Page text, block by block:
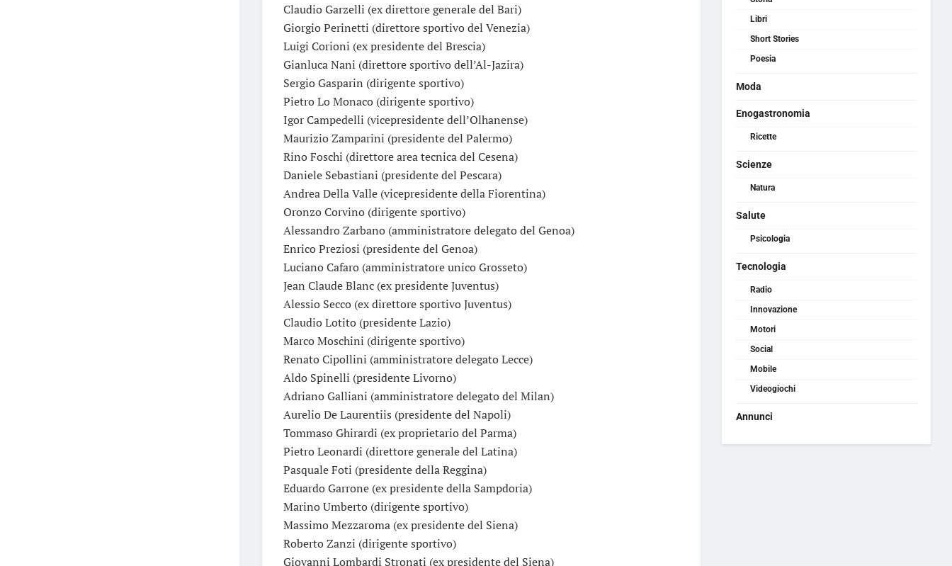
Claudio Garzelli (ex direttore generale del Bari)
Giorgio Perinetti (direttore sportivo del Venezia)
Luigi Corioni (ex presidente del Brescia)
Gianluca Nani (direttore sportivo dell’Al-Jazira)
Sergio Gasparin (dirigente sportivo)
Pietro Lo Monaco (dirigente sportivo)
Igor Campedelli (vicepresidente dell’Olhanense)
Maurizio Zamparini (presidente del Palermo)
Rino Foschi (direttore area tecnica del Cesena)
Daniele Sebastiani (presidente del Pescara)
Andrea Della Valle (vicepresidente della Fiorentina)
Oronzo Corvino (dirigente sportivo)
Alessandro Zarbano (amministratore delegato del Genoa)
Enrico Preziosi (presidente del Genoa)
Luciano Cafaro (amministratore unico Grosseto)
Jean Claude Blanc (ex presidente Juventus)
Alessio Secco (ex direttore sportivo Juventus)
Claudio Lotito (presidente Lazio)
Marco Moschini (dirigente sportivo)
Renato Cipollini (amministratore delegato Lecce)
Aldo Spinelli (presidente Livorno)
Adriano Galliani (amministratore delegato del Milan)
Aurelio De Laurentiis (presidente del Napoli)
Tommaso Ghirardi (ex proprietario del Parma)
Pietro Leonardi (direttore generale del Latina)
Pasquale Foti (presidente della Reggina)
Eduardo Garrone (ex presidente della Sampdoria)
Marino Umberto (dirigente sportivo)
Massimo Mezzaroma (ex presidente del Siena)
Roberto Zanzi (dirigente sportivo)
Giovanni Lombardi Stronati (ex presidente del Siena)
Libri
Short Stories
Poesia
Moda
Enogastronomia
Ricette
Scienze
Natura
Salute
Psicologia
Tecnologia
Radio
Innovazione
Motori
Social
Mobile
Videogiochi
Annunci